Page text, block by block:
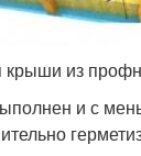
крыши из
и с